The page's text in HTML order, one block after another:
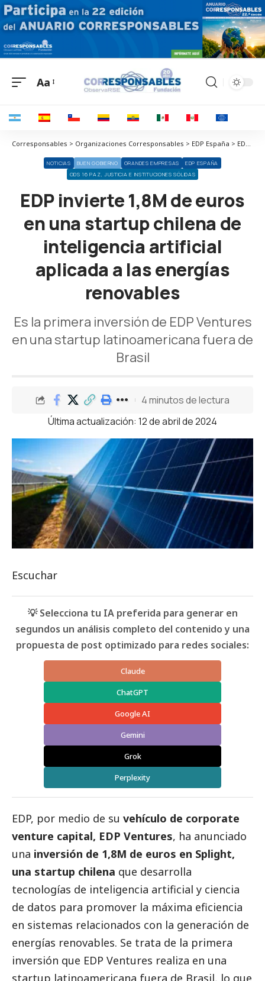
Aa
Corresponsables > Organizaciones Corresponsables > EDP España > EDP invierte 1,8M de euros en una startup chilena de inteligencia artificial aplicada a las energías renovables
NOTICIAS BUEN GOBIERNO GRANDES EMPRESAS
EDP ESPAÑA
ODS 16 PAZ, JUSTICIA E INSTITUCIONES SÓLIDAS
EDP invierte 1,8M de euros
en una startup chilena de
inteligencia artificial
aplicada a las energías
renovables
Es la primera inversión de EDP Ventures
en una startup latinoamericana fuera de
Brasil
Última actualización: 12 de abril de 2024
4 minutos de lectura
Escuchar
💡 Selecciona tu IA preferida para generar en
segundos un análisis completo del contenido y una
propuesta de post optimizado para redes sociales:
Claude
ChatGPT
Google AI
Gemini
Grok
Perplexity
EDP, por medio de su vehículo de corporate
venture capital, EDP Ventures, ha anunciado
una inversión de 1,8M de euros en Splight,
una startup chilena que desarrolla
tecnologías de inteligencia artificial y ciencia
de datos para promover la máxima eficiencia
en sistemas relacionados con la generación de
energías renovables. Se trata de la primera
inversión que EDP Ventures realiza en una